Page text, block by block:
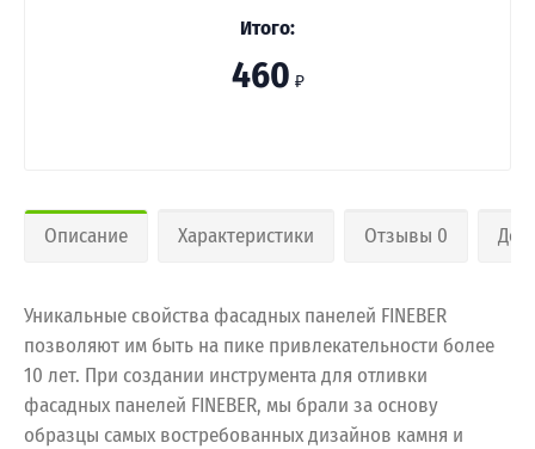
Итого:
460 ₽
Описание Характеристики Отзывы 0
Уникальные свойства фасадных панелей FINEBER
позволяют им быть на пике привлекательности более
10 лет. При создании инструмента для отливки
фасадных панелей FINEBER, мы брали за основу
образцы самых востребованных дизайнов камня и